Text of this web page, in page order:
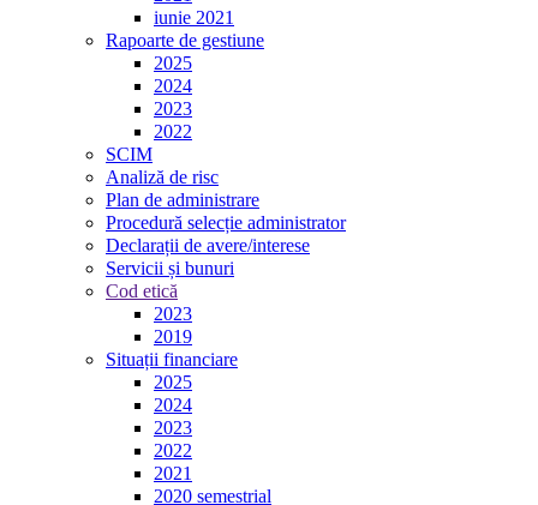
iunie 2021
Rapoarte de gestiune
2025
2024
2023
2022
SCIM
Analiză de risc
Plan de administrare
Procedură selecție administrator
Declarații de avere/interese
Servicii și bunuri
Cod etică
2023
2019
Situații financiare
2025
2024
2023
2022
2021
2020 semestrial